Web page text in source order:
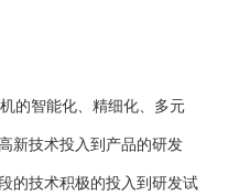
的智能化、精细化、多元
新技术投入到产品的研发
的技术积极的投入到研发试